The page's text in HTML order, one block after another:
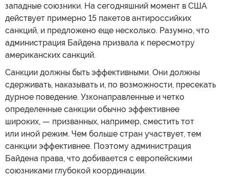
западные союзники. На сегодняшний момент в США
действует примерно 15 пакетов антироссийких
санкций, и предложено еще несколько. Разумно, что
администрация Байдена призвала к пересмотру
американских санкций.
Санкции должны быть эффективными. Они должны
сдерживать, наказывать и, по возможности, пресекать
дурное поведение. Узконаправленные и четко
определенные санкции обычно эффективнее
широких, — призванных, например, сместить тот
или иной режим. Чем больше стран участвует, тем
санкции эффективнее. Поэтому администрация
Байдена права, что добивается с европейскими
союзниками глубокой координации.